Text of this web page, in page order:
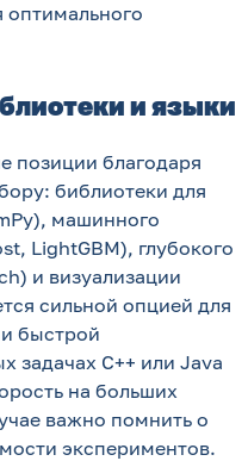
оптимального
и языки
позиции благодаря
библиотеки для
машинного
LightGBM), глубокого
и визуализации
сильной опцией для
быстрой
задачах C++ или Java
на больших
важно помнить о
экспериментов.